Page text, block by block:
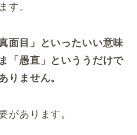
す。
面目」といったいい意味
「愚直」といううだけで
りません。
があります。